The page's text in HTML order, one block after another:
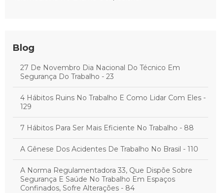
Blog
27 De Novembro Dia Nacional Do Técnico Em
Segurança Do Trabalho - 23
4 Hábitos Ruins No Trabalho E Como Lidar Com Eles -
129
7 Hábitos Para Ser Mais Eficiente No Trabalho - 88
A Gênese Dos Acidentes De Trabalho No Brasil - 110
A Norma Regulamentadora 33, Que Dispõe Sobre
Segurança E Saúde No Trabalho Em Espaços
Confinados, Sofre Alterações - 84